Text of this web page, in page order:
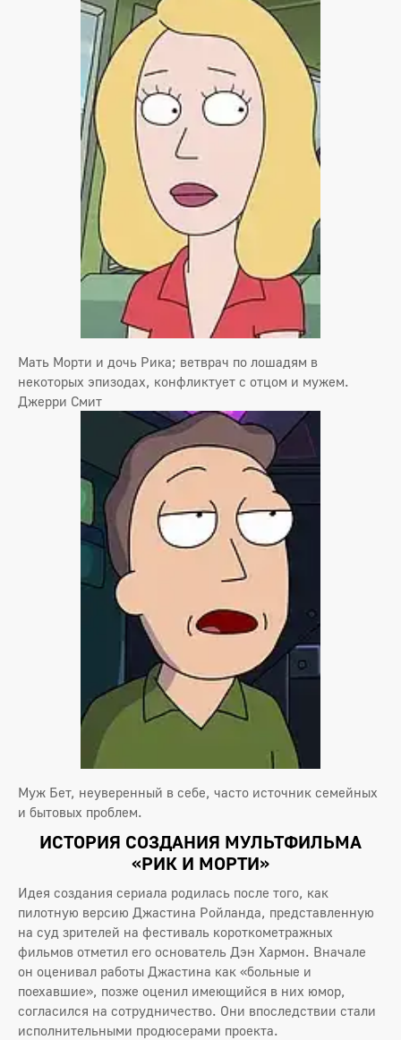
Мать Морти и дочь Рика; ветврач по лошадям в
некоторых эпизодах, конфликтует с отцом и мужем.
Джерри Смит
Муж Бет, неуверенный в себе, часто источник семейных
и бытовых проблем.
ИСТОРИЯ СОЗДАНИЯ МУЛЬТФИЛЬМА
«РИК И МОРТИ»
Идея создания сериала родилась после того, как
пилотную версию Джастина Ройланда, представленную
на суд зрителей на фестиваль короткометражных
фильмов отметил его основатель Дэн Хармон. Вначале
он оценивал работы Джастина как «больные и
поехавшие», позже оценил имеющийся в них юмор,
согласился на сотрудничество. Они впоследствии стали
исполнительными продюсерами проекта.